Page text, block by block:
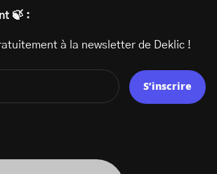
🍃 :
à la newsletter de Deklic !
S’inscrire